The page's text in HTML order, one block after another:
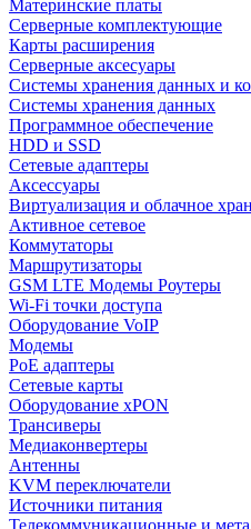
Материнские платы
Серверные комплектующие
Карты расширения
Серверные аксесуары
Системы хранения данных и
Системы хранения данных
Программное обеспечение
HDD и SSD
Сетевые адаптеры
Аксессуары
Виртуализация и облачное
Активное сетевое
Коммутаторы
Маршрутизаторы
GSM LTE Модемы Роутеры
Wi-Fi точки доступа
Оборудование VoIP
Модемы
PoE адаптеры
Сетевые карты
Оборудование xPON
Трансиверы
Медиаконвертеры
Антенны
KVM переключатели
Источники питания
Телекоммуникационные и